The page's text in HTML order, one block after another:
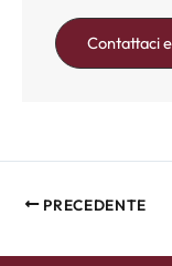
Contattaci
PRECEDENTE